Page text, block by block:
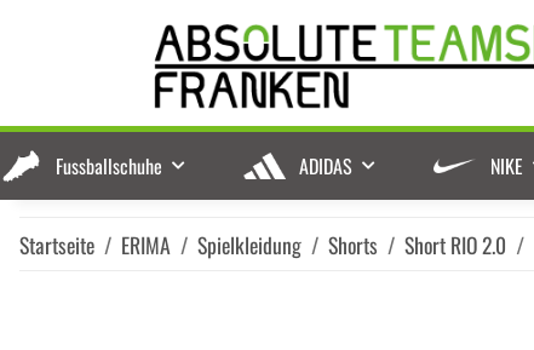
Fussballschuhe ADIDAS NIKE
Startseite ERIMA Spielkleidung Shorts Short RIO 2.0